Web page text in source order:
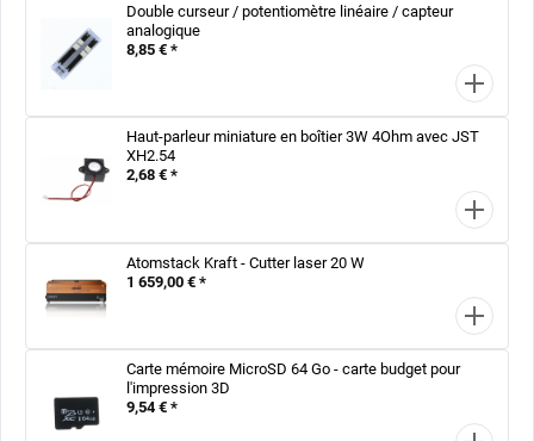
Double curseur / potentiomètre linéaire / capteur
analogique
8,85 € *
Haut-parleur miniature en boîtier 3W 4Ohm avec JST
XH2.54
2,68 € *
Atomstack Kraft - Cutter laser 20 W
1 659,00 € *
Carte mémoire MicroSD 64 Go - carte budget pour
l'impression 3D
9,54 € *